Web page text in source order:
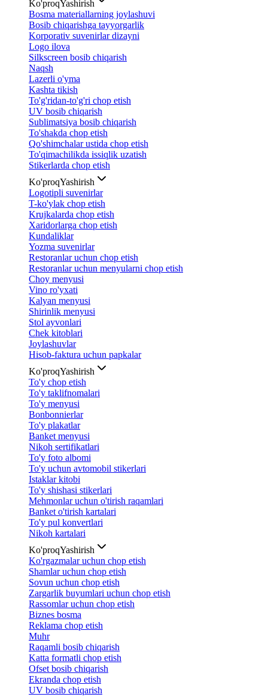
Ko'proqYashirish
Bosma materiallarning joylashuvi
Bosib chiqarishga tayyorgarlik
Korporativ suvenirlar dizayni
Logo ilova
Silkscreen bosib chiqarish
Naqsh
Lazerli o'yma
Kashta tikish
To'g'ridan-to'g'ri chop etish
UV bosib chiqarish
Sublimatsiya bosib chiqarish
To'shakda chop etish
Qo'shimchalar ustida chop etish
To'qimachilikda issiqlik uzatish
Stikerlarda chop etish
Ko'proqYashirish
Logotipli suvenirlar
T-ko'ylak chop etish
Krujkalarda chop etish
Xaridorlarga chop etish
Kundaliklar
Yozma suvenirlar
Restoranlar uchun chop etish
Restoranlar uchun menyularni chop etish
Choy menyusi
Vino ro'yxati
Kalyan menyusi
Shirinlik menyusi
Stol ayvonlari
Chek kitoblari
Joylashuvlar
Hisob-faktura uchun papkalar
Ko'proqYashirish
To'y chop etish
To'y taklifnomalari
To'y menyusi
Bonbonnierlar
To'y plakatlar
Banket menyusi
Nikoh sertifikatlari
To'y foto albomi
To'y uchun avtomobil stikerlari
Istaklar kitobi
To'y shishasi stikerlari
Mehmonlar uchun o'tirish raqamlari
Banket o'tirish kartalari
To'y pul konvertlari
Nikoh kartalari
Ko'proqYashirish
Ko'rgazmalar uchun chop etish
Shamlar uchun chop etish
Sovun uchun chop etish
Zargarlik buyumlari uchun chop etish
Rassomlar uchun chop etish
Biznes bosma
Reklama chop etish
Muhr
Raqamli bosib chiqarish
Katta formatli chop etish
Ofset bosib chiqarish
Ekranda chop etish
UV bosib chiqarish